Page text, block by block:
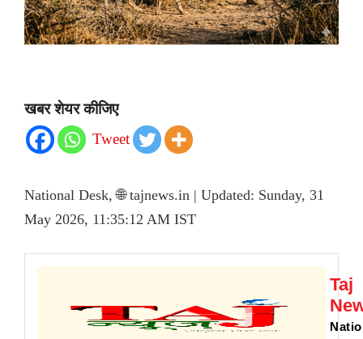
खबर शेयर कीजिए
Tweet
National Desk, 🌐 tajnews.in | Updated: Sunday, 31
May 2026, 11:35:12 AM IST
Taj